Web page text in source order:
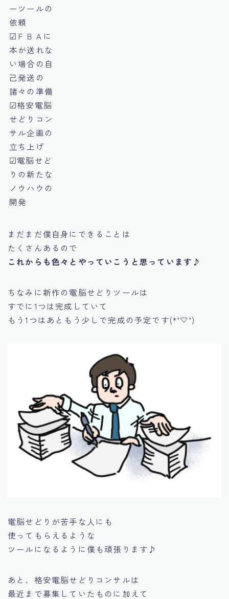
ーツールの
依頼
☑ＦＢＡに
本が送れな
い場合の自
己発送の
諸々の準備
☑格安電脳
せどりコン
サル企画の
立ち上げ
☑電脳せど
りの新たな
ノウハウの
開発
まだまだ僕自身にできることは
たくさんあるので
これからも色々とやっていこうと思っています♪
ちなみに新作の電脳せどりツールは
すでに1つは完成していて
もう1つはあともう少しで完成の予定です(*’▽’)
電脳せどりが苦手な人にも
使ってもらえるような
ツールになるように僕も頑張ります♪
あと、格安電脳せどりコンサルは
最近まで募集していたものに加えて